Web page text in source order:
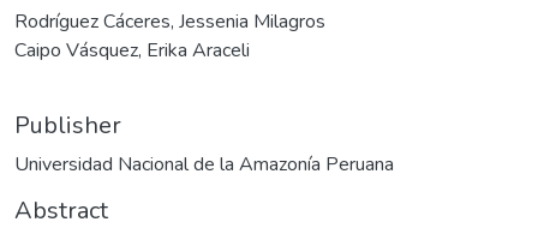
Rodríguez Cáceres, Jessenia Milagros
Caipo Vásquez, Erika Araceli
Publisher
Universidad Nacional de la Amazonía Peruana
Abstract